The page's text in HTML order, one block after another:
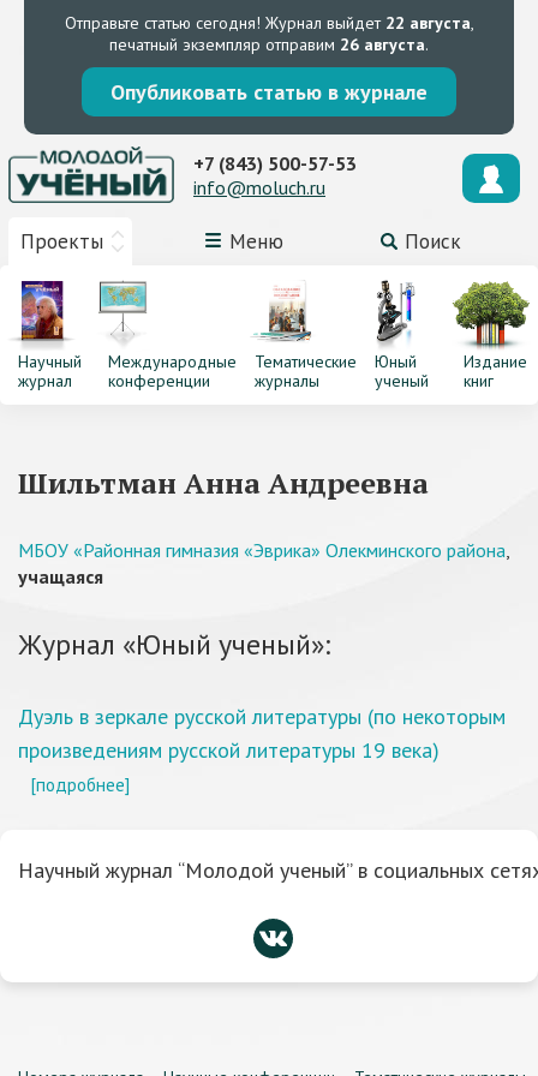
Отправьте статью сегодня! Журнал выйдет 22 августа,
печатный экземпляр отправим 26 августа.
Опубликовать статью в журнале
Проекты Меню Поиск
+7 (843) 500-57-53
info@moluch.ru
Научный
журнал
Международные
конференции
Тематические
журналы
Юный
ученый
Издание
книг
Шильтман Анна Андреевна
МБОУ «Районная гимназия «Эврика» Олекминского района,
учащаяся
Журнал «Юный ученый»:
Дуэль в зеркале русской литературы (по некоторым
произведениям русской литературы 19 века)
[подробнее]
Научный журнал “Молодой ученый” в социальных